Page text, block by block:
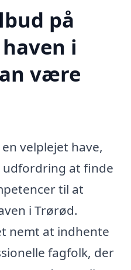
på
i
være
velplejet have,
at finde
til at
i Trørød.
nemt at indhente
fagfolk, der